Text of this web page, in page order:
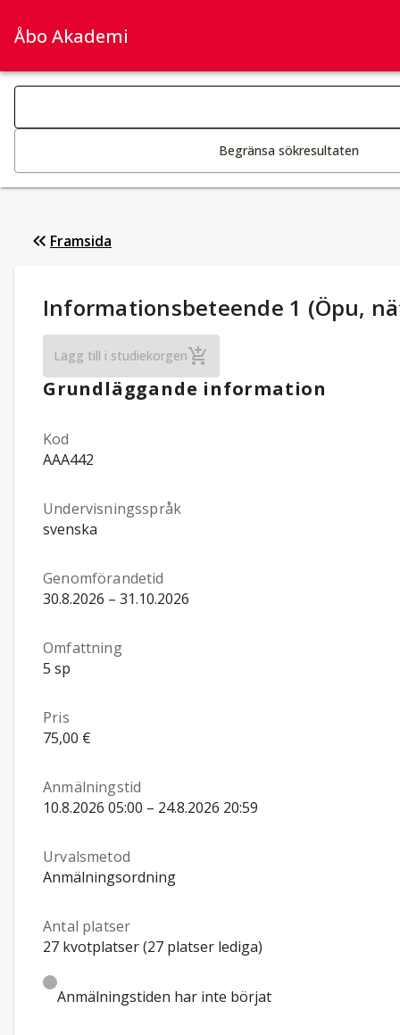
Åbo Akademi
Sök­kategorier
Begränsa sökresultaten
Framsida
Studieuppgifter:
Informationsbeteende 1 (Öpu,
Lägg till i studiekorgenInformationsbeteende 1 (Öpu, nätkurs)
Grundläggande information
Kod
AAA442
Undervisningsspråk
svenska
Genomförandetid
30.8.2026 – 31.10.2026
Omfattning
5 sp
Pris
75,00 €
Anmälningstid
10.8.2026 05:00 – 24.8.2026 20:59
Urvalsmetod
Anmälningsordning
Antal platser
27 kvotplatser (27 platser lediga)
Anmälningstiden har inte börjat